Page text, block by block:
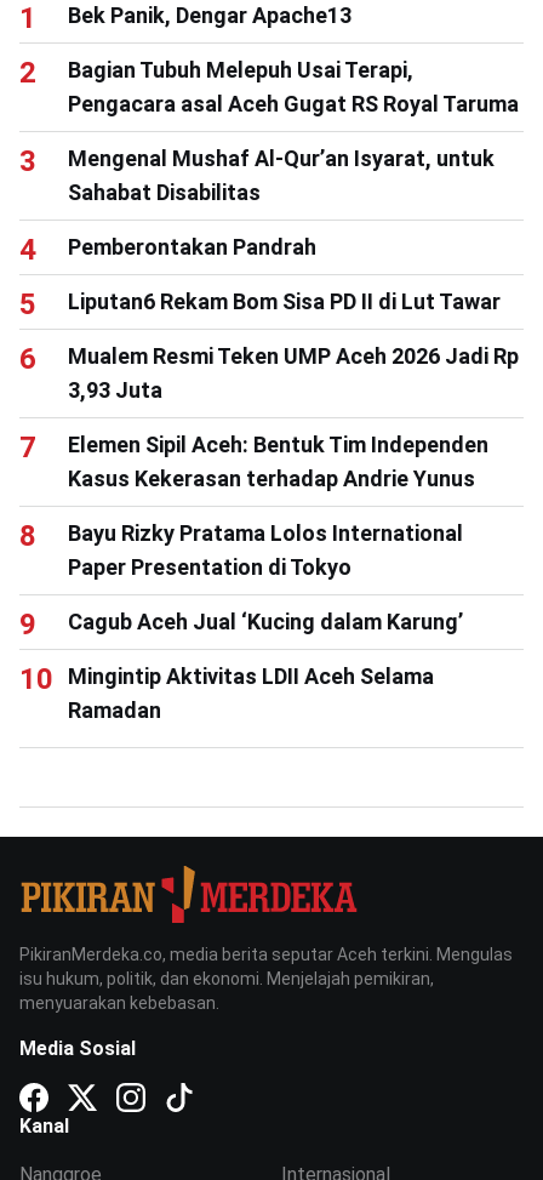
Bek Panik, Dengar Apache13
Bagian Tubuh Melepuh Usai Terapi,
Pengacara asal Aceh Gugat RS Royal Taruma
Mengenal Mushaf Al-Qur’an Isyarat, untuk
Sahabat Disabilitas
Pemberontakan Pandrah
Liputan6 Rekam Bom Sisa PD II di Lut Tawar
Mualem Resmi Teken UMP Aceh 2026 Jadi Rp
3,93 Juta
Elemen Sipil Aceh: Bentuk Tim Independen
Kasus Kekerasan terhadap Andrie Yunus
Bayu Rizky Pratama Lolos International
Paper Presentation di Tokyo
Cagub Aceh Jual ‘Kucing dalam Karung’
Mingintip Aktivitas LDII Aceh Selama
Ramadan
PikiranMerdeka.co, media berita seputar Aceh terkini. Mengulas
isu hukum, politik, dan ekonomi. Menjelajah pemikiran,
menyuarakan kebebasan.
Media Sosial
Kanal
Nanggroe Internasional